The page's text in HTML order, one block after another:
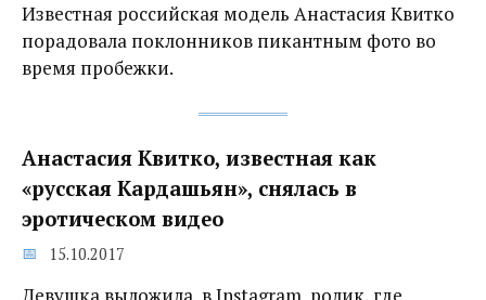
Известная российская модель Анастасия Квитко
порадовала поклонников пикантным фото во
время пробежки.
Анастасия Квитко, известная как
«русская Кардашьян», снялась в
эротическом видео
15.10.2017